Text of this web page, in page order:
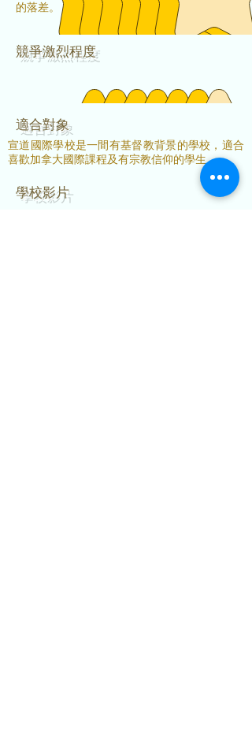
的落差。
​競爭激烈程度
適合對象
宣道國際學校是一間有基督教背景的學校，適合
喜歡加拿大國際課程及有宗教信仰的學生。
學校影片